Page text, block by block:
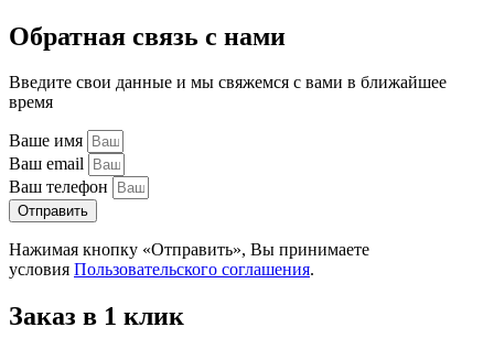
Обратная связь с нами
Введите свои данные и мы свяжемся с вами в ближайшее
время
Ваше имя
Ваш email
Ваш телефон
Отправить
Нажимая кнопку «Отправить», Вы принимаете
условия Пользовательского соглашения.
Заказ в 1 клик